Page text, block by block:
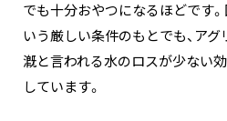
でも十分おやつになるほどです
いう厳しい条件のもとでも、ア
漑と言われる水のロスが少ない
しています。